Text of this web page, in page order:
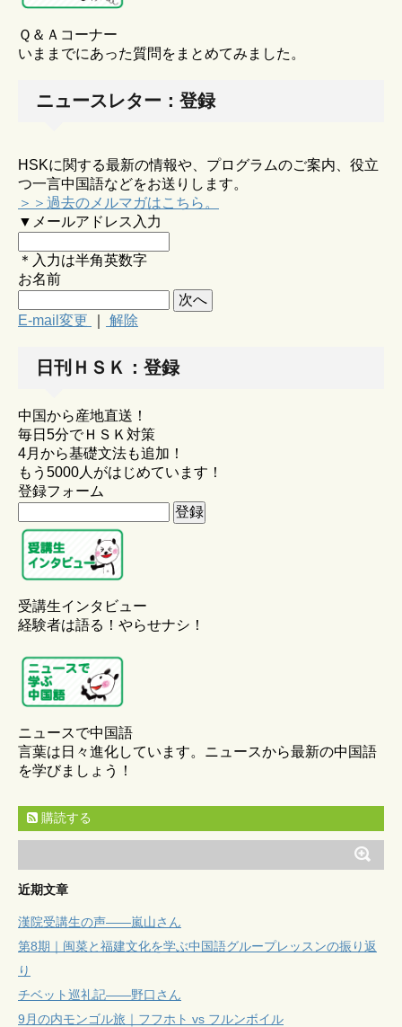
Ｑ＆Ａコーナー
いままでにあった質問をまとめてみました。
ニュースレター：登録
HSKに関する最新の情報や、プログラムのご案内、役立
つ一言中国語などをお送りします。
＞＞過去のメルマガはこちら。
▼メールアドレス入力
＊入力は半角英数字
お名前
E-mail変更 解除
日刊ＨＳＫ：登録
中国から産地直送！
毎日5分でＨＳＫ対策
4月から基礎文法も追加！
もう5000人がはじめています！
登録フォーム
受講生インタビュー
経験者は語る！やらせナシ！
ニュースで中国語
言葉は日々進化しています。ニュースから最新の中国語
を学びましょう！
購読する
近期文章
漢院受講生の声——嵐山さん
第8期｜闽菜と福建文化を学ぶ中国語グループレッスンの振り返
り
チベット巡礼記——野口さん
9月の内モンゴル旅｜フフホト vs フルンボイル